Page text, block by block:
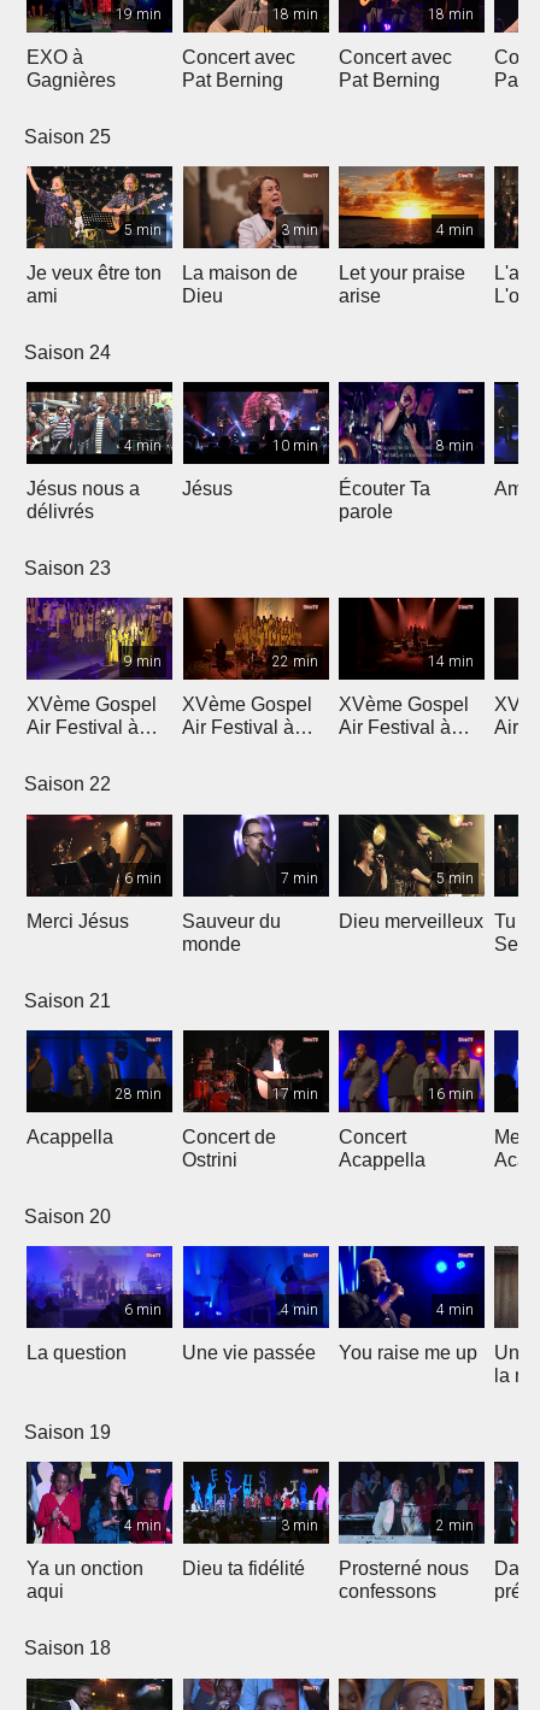
19 min
EXO à
Gagnières
18 min
Concert avec
Pat Berning
18 min
Concert avec
Pat Berning
Pat
Saison 25
5 min
Je veux être ton
ami
3 min
La maison de
Dieu
4 min
Let your praise
arise
Saison 24
4 min
Jésus nous a
délivrés
10 min
Jésus
8 min
Écouter Ta
parole
Ami
Saison 23
9 min
XVème Gospel
Air Festival à
22 min
XVème Gospel
Air Festival à
14 min
XVème Gospel
Air Festival à
Air
Saison 22
6 min
Merci Jésus
7 min
Sauveur du
monde
5 min
Dieu merveilleux Tu
Saison 21
28 min
Acappella
17 min
Concert de
Ostrini
16 min
Concert
Acappella
Saison 20
6 min
La question
4 min
Une vie passée
4 min
You raise me up
Une
la
Saison 19
4 min
Ya un onction
aqui
3 min
Dieu ta fidélité
2 min
Prosterné nous
confessons
Saison 18